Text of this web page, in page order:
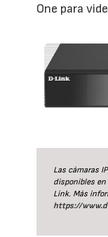
One para
Las cámaras
disponibles
Link. Más
https://